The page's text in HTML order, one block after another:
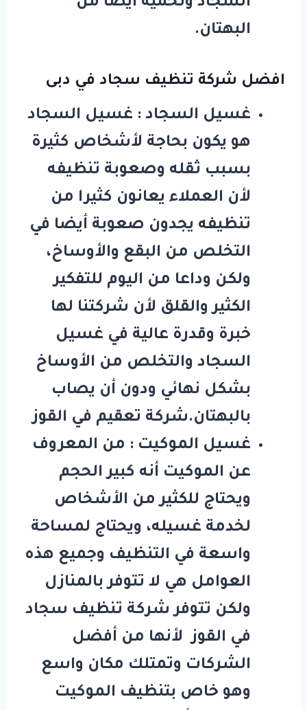
البهتان.
افضل شركة تنظيف سجاد في دبى
غسيل السجاد : غسيل السجاد
هو يكون بحاجة لأشخاص كثيرة
بسبب ثقله وصعوبة تنظيفه
لأن العملاء يعانون كثيرا من
تنظيفه يجدون صعوبة أيضا في
التخلص من البقع والأوساخ،
ولكن وداعا من اليوم للتفكير
الكثير والقلق لأن شركتنا لها
خبرة وقدرة عالية في غسيل
السجاد والتخلص من الأوساخ
بشكل نهائي ودون أن يصاب
بالبهتان.شركة تعقيم في القوز
غسيل الموكيت : من المعروف
عن الموكيت أنه كبير الحجم
ويحتاج للكثير من الأشخاص
لخدمة غسيله، ويحتاج لمساحة
واسعة في التنظيف وجميع هذه
العوامل هي لا تتوفر بالمنازل
ولكن تتوفر شركة تنظيف سجاد
في القوز لأنها من أفضل
الشركات وتمتلك مكان واسع
وهو خاص بتنظيف الموكيت